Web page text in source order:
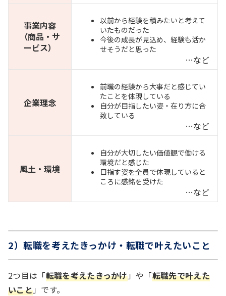
事業内容
（商品・サ
ービス）
以前から経験を積みたいと考えて
いたものだった
今後の成長が見込め、経験も活か
せそうだと思った
…など
企業理念
前職の経験から大事だと感じてい
たことを体現している
自分が目指したい姿・在り方に合
致している
…など
風土・環境
自分が大切したい価値観で働ける
環境だと感じた
目指す姿を全員で体現していると
ころに感銘を受けた
…など
2）転職を考えたきっかけ・転職で叶えたいこと
2つ目は「転職を考えたきっかけ」や「転職先で叶えた
いこと」です。